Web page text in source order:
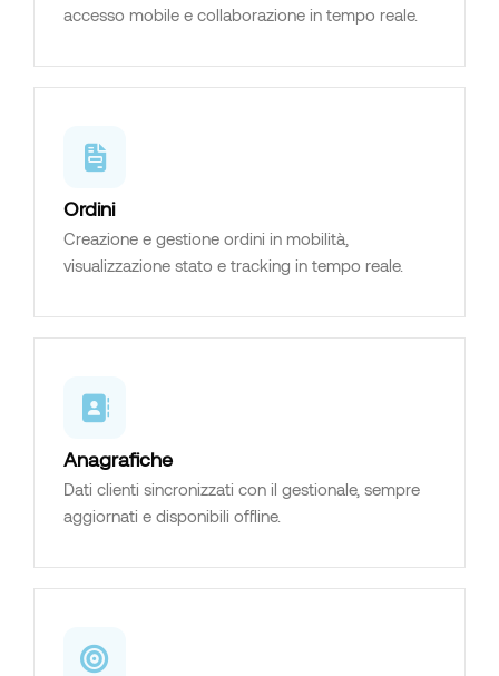
accesso mobile e collaborazione in tempo reale.
Ordini
Creazione e gestione ordini in mobilità,
visualizzazione stato e tracking in tempo reale.
Anagrafiche
Dati clienti sincronizzati con il gestionale, sempre
aggiornati e disponibili offline.